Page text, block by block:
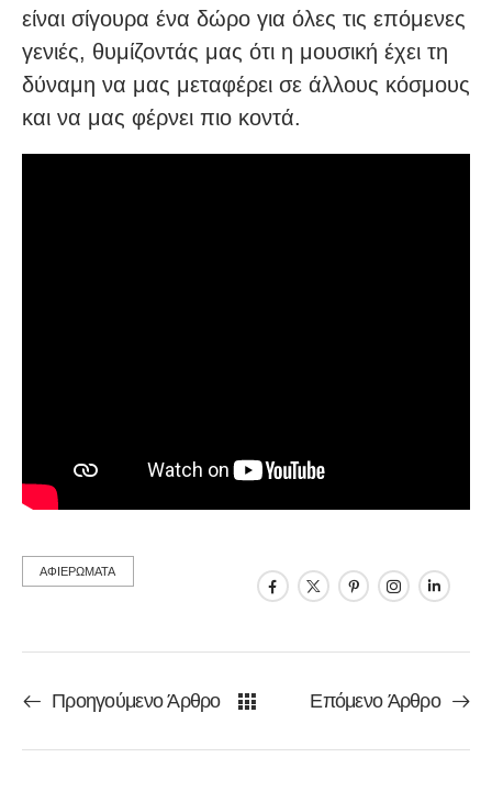
είναι σίγουρα ένα δώρο για όλες τις επόμενες
γενιές, θυμίζοντάς μας ότι η μουσική έχει τη
δύναμη να μας μεταφέρει σε άλλους κόσμους
και να μας φέρνει πιο κοντά.
ΑΦΙΕΡΩΜΑΤΑ
Προηγούμενο Άρθρο Επόμενο Άρθρο